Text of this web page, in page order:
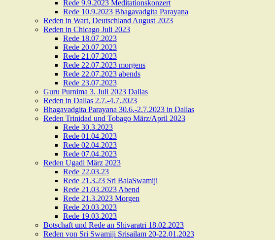
Rede 9.9.2023 Meditationskonzert
Rede 10.9.2023 Bhagavadgita Parayana
Reden in Wart, Deutschland August 2023
Reden in Chicago Juli 2023
Rede 18.07.2023
Rede 20.07.2023
Rede 21.07.2023
Rede 22.07.2023 morgens
Rede 22.07.2023 abends
Rede 23.07.2023
Guru Purnima 3. Juli 2023 Dallas
Reden in Dallas 2.7.-4.7.2023
Bhagavadgita Parayana 30.6.-2.7.2023 in Dallas
Reden Trinidad und Tobago März/April 2023
Rede 30.3.2023
Rede 01.04.2023
Rede 02.04.2023
Rede 07.04.2023
Reden Ugadi März 2023
Rede 22.03.23
Rede 21.3.23 Sri BalaSwamiji
Rede 21.03.2023 Abend
Rede 21.3.2023 Morgen
Rede 20.03.2023
Rede 19.03.2023
Botschaft und Rede an Shivaratri 18.02.2023
Reden von Sri Swamiji Srisailam 20-22.01.2023